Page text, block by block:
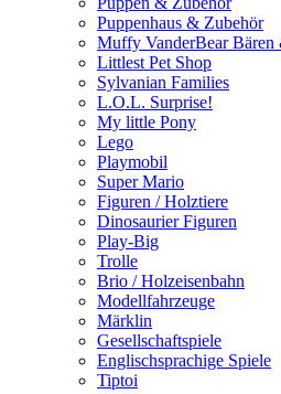
Puppenhaus & Zubehör
Muffy VanderBear Bären
Littlest Pet Shop
Sylvanian Families
L.O.L. Surprise!
My little Pony
Lego
Playmobil
Super Mario
Figuren / Holztiere
Dinosaurier Figuren
Play-Big
Trolle
Brio / Holzeisenbahn
Modellfahrzeuge
Märklin
Gesellschaftspiele
Englischsprachige Spiele
Tiptoi